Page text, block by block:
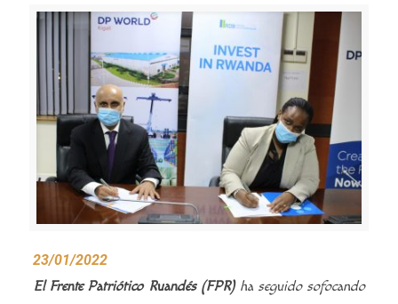
23/01/2022
El Frente Patriótico Ruandés (FPR)ha seguido sofocando